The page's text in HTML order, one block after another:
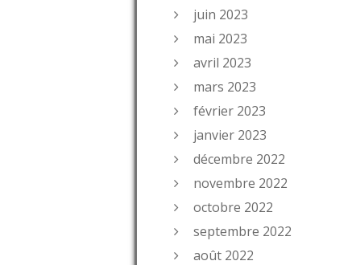
juin 2023
mai 2023
avril 2023
mars 2023
février 2023
janvier 2023
décembre 2022
novembre 2022
octobre 2022
septembre 2022
août 2022